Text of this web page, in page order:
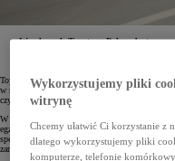
W salonach Toyoty w Polsce dostępne
Toyota C-HR jest jednym z
w segmencie tylko się wzmocniła. Od stycznia
czyli o 15% więcej niż w I kwartale roku
W salonach Toyoty w Polsce trwa wyprzedaż
egzemplarze nowej Toyoty C-HR. Co więcej,
specjalną, w której obniżki względem ceny
zarówno auta z napędem na przód, jak i z
Wykorzystujemy pliki
witrynę
Chcemy ułatwić Ci korzystanie z
dlatego wykorzystujemy pliki
komputerze, telefonie